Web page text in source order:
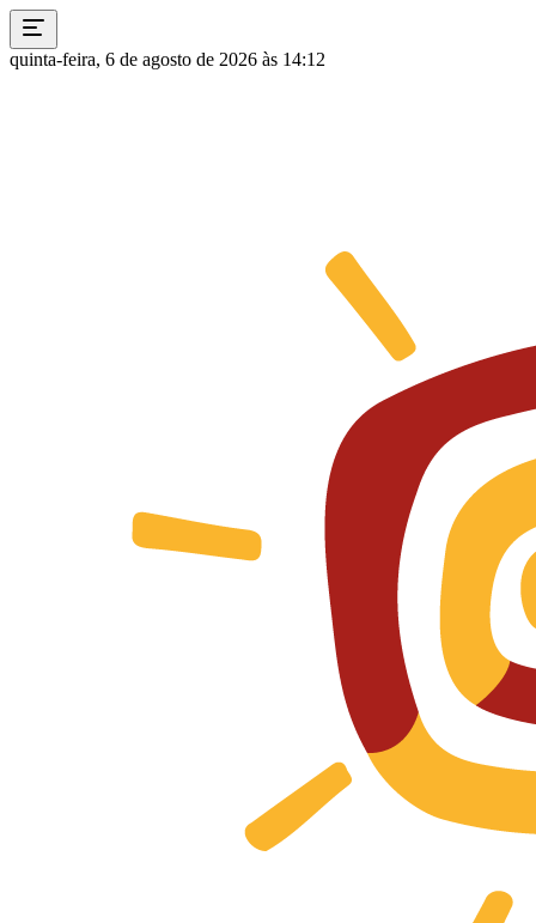
quinta-feira, 6 de agosto de 2026 às 14:12